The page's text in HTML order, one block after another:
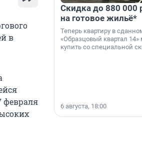
в
февраля
Скидка до 880 000
на готовое жильё*
Теперь квартиру в
«Образцовый квартал
купить со специальной
6 августа, 18:00